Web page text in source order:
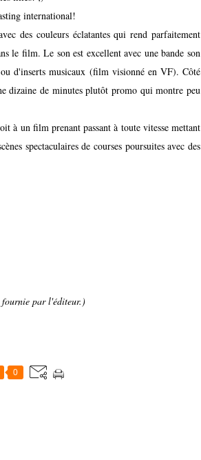
international!
des couleurs éclatantes qui rend parfaitement
le film. Le son est excellent avec une bande son
d'inserts musicaux (film visionné en VF). Côté
dizaine de minutes plutôt promo qui montre peu
à un film prenant passant à toute vitesse mettant
spectaculaires de courses poursuites avec des
par l'éditeur.)
0